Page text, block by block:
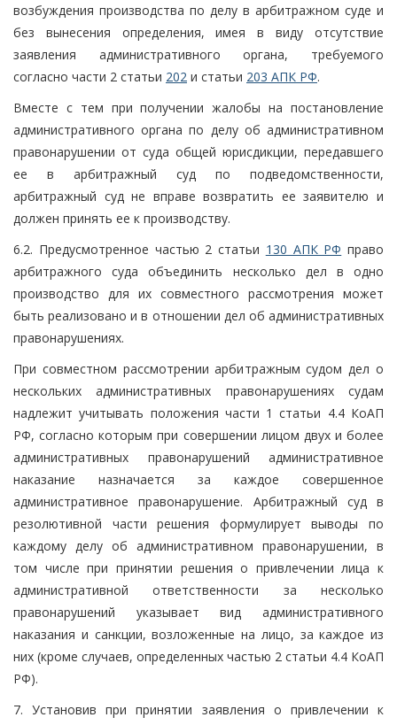
возбуждения производства по делу в арбитражном суде и
без вынесения определения, имея в виду отсутствие
заявления административного органа, требуемого
согласно части 2 статьи 202 и статьи 203 АПК РФ.
Вместе с тем при получении жалобы на постановление
административного органа по делу об административном
правонарушении от суда общей юрисдикции, передавшего
ее в арбитражный суд по подведомственности,
арбитражный суд не вправе возвратить ее заявителю и
должен принять ее к производству.
6.2. Предусмотренное частью 2 статьи 130 АПК РФ право
арбитражного суда объединить несколько дел в одно
производство для их совместного рассмотрения может
быть реализовано и в отношении дел об административных
правонарушениях.
При совместном рассмотрении арбитражным судом дел о
нескольких административных правонарушениях судам
надлежит учитывать положения части 1 статьи 4.4 КоАП
РФ, согласно которым при совершении лицом двух и более
административных правонарушений административное
наказание назначается за каждое совершенное
административное правонарушение. Арбитражный суд в
резолютивной части решения формулирует выводы по
каждому делу об административном правонарушении, в
том числе при принятии решения о привлечении лица к
административной ответственности за несколько
правонарушений указывает вид административного
наказания и санкции, возложенные на лицо, за каждое из
них (кроме случаев, определенных частью 2 статьи 4.4 КоАП
РФ).
7. Установив при принятии заявления о привлечении к